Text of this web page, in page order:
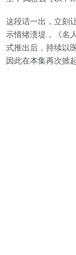
这段话一出，立刻
示情绪溃堤，《名
式推出后，持续以
因此在本集再次掀